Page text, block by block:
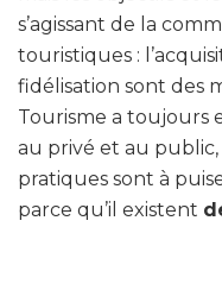
s’agissant de la
touristiques :
fidélisation sont des
Tourisme a toujours
au privé et au
pratiques sont à
parce qu’il existent